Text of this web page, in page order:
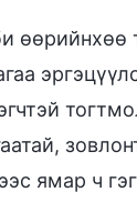
өөрийнхөө
ямар ч